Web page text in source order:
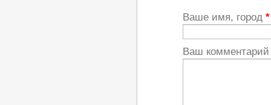
Ваше имя, город *
Ваш